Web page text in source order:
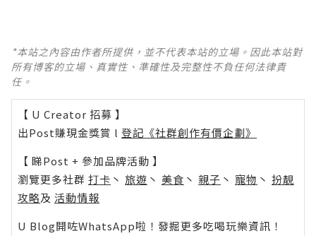
*本站之內容由作者所提供，並不代表本站的立場。因此本站對
所有博客的立場、真實性、準確性及完整性不負任何法律責
任。
【 U Creator 招募 】
出Post賺現金獎賞 l 登記《社群創作有價企劃》
【 睇Post + 參加品牌活動 】
瀏覽更多社群 打卡 丶 旅遊 丶 美食 丶 親子 丶 寵物 丶 扮靚
攻略及 活動情報
U Blog開咗WhatsApp啦！發掘更多吃喝玩樂資訊！